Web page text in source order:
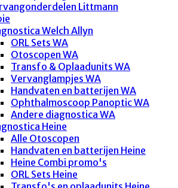
Littmann
Welch Allyn
ORL Sets WA
Otoscopen WA
Transfo & Oplaadunits WA
Vervanglampjes WA
Handvaten en batterijen WA
Ophthalmoscoop Panoptic WA
Andere diagnostica WA
Heine
Alle Otoscopen
Handvaten en batterijen Heine
Heine Combi promo's
ORL Sets Heine